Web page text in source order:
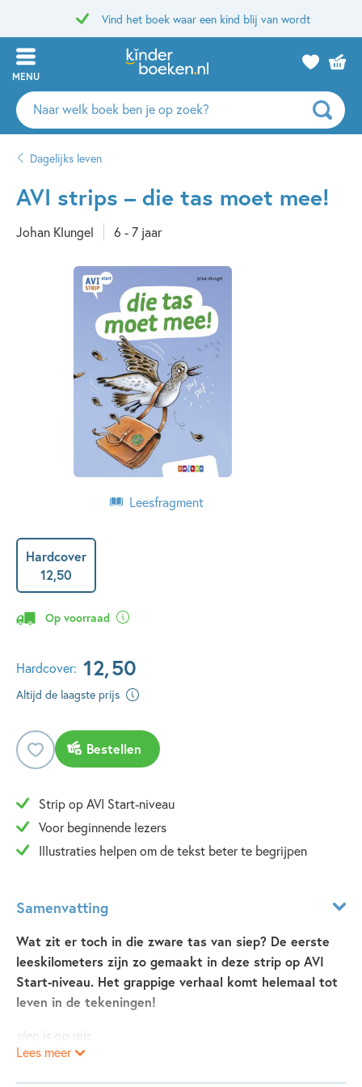
Vind het boek waar een kind blij van wordt
MENU
Zoeken
naar
auteurs
uitgevers
Dagelijks leven
AVI strips – die tas moet mee!
Johan Klungel 6 - 7 jaar
Leesfragment
Hardcover
12,50
Op voorraad
Hardcover: 12,50
Altijd de laagste prijs
Bestellen
Strip op AVI Start-niveau
Voor beginnende lezers
Illustraties helpen om de tekst beter te begrijpen
Samenvatting
Wat zit er toch in die zware tas van siep? De eerste
leeskilometers zijn zo gemaakt in deze strip op AVI
Start-niveau. Het grappige verhaal komt helemaal tot
leven in de tekeningen!
siep is op reis.
hij moet heel ver,
Lees meer